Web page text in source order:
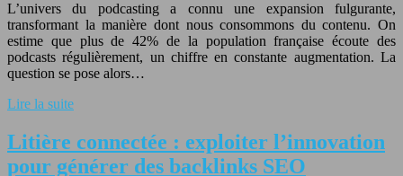
L’univers du podcasting a connu une expansion fulgurante,
transformant la manière dont nous consommons du contenu. On
estime que plus de 42% de la population française écoute des
podcasts régulièrement, un chiffre en constante augmentation. La
question se pose alors…
Lire la suite
Litière connectée : exploiter l’innovation
pour générer des backlinks SEO